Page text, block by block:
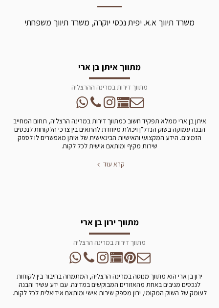
משרד תיווך א.א. יפית נכסי יוקרה, משרד תיווך משפחתי
מתווך איתן בן ארי
מתווך דירות במרינה ההרצליה
איתן בן ארי ממלא תפקיד חשוב כמתווך דירות במרינה הרצליה, תחום המחייב
הבנה עמוקה בשוק הנדל"ן ויכולת מיוחדת להתאים בין צרכי הלקוחות לנכסים
הזמינים. הידע המקצועי והאישיות הבינאישית של איתן מאפשרים לו לספק
שירות מקיף ומותאם אישית לכל לקוח.
קרא עוד
מתווך ירון בן ארי
מתווך דירות במרינה הרצליה
ירון בן ארי הוא מתווך מנוסה במרינה הרצליה, המתמחה בחיבור בין לקוחות
לנכסים מניבים באחת מהאזורים המבוקשים במדינה. עם ידע עשיר והבנה
לעומק של השוק המקומי, ירון מספק שירות אישי ומותאם אידיאלית לכל לקוח.